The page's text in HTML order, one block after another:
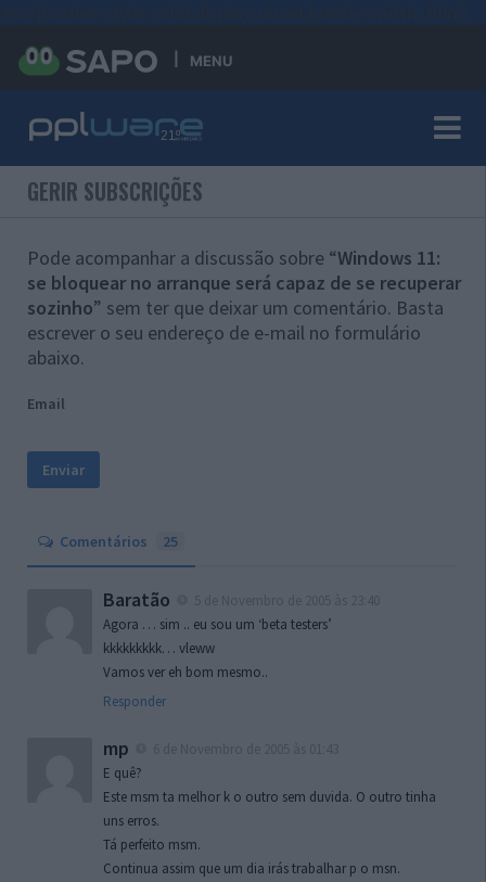
MENU
GERIR SUBSCRIÇÕES
Pode acompanhar a discussão sobre “Windows 11:
se bloquear no arranque será capaz de se recuperar
sozinho” sem ter que deixar um comentário. Basta
escrever o seu endereço de e-mail no formulário
abaixo.
Email
Comentários 25
Baratão
Agora … sim .. eu sou um ‘beta testers’
kkkkkkkkk… vleww
Vamos ver eh bom mesmo..
Responder
mp
E quê?
Este msm ta melhor k o outro sem duvida. O outro tinha
uns erros.
Tá perfeito msm.
Continua assim que um dia irás trabalhar p o msn.